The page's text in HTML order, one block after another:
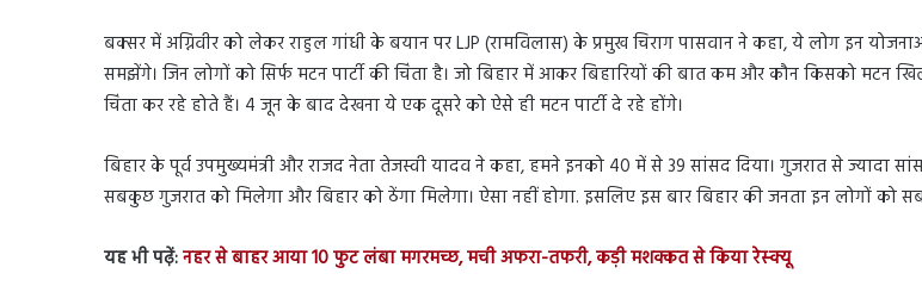
बक्सर में अग्निवीर को लेकर राहुल गांधी के बयान पर LJP (रामविलास) के प्रमुख चिराग पासवान ने कहा, ये लोग इन
समझेंगे। जिन लोगों को सिर्फ मटन पार्टी की चिंता है। जो बिहार में आकर बिहारियों की बात कम और कौन किसको मटन
चिंता कर रहे होते हैं। 4 जून के बाद देखना ये एक दूसरे को ऐसे ही मटन पार्टी दे रहे होंगे।
बिहार के पूर्व उपमुख्यमंत्री और राजद नेता तेजस्वी यादव ने कहा, हमने इनको 40 में से 39 सांसद दिया। गुजरात से ज्यादा
सबकुछ गुजरात को मिलेगा और बिहार को ठेंगा मिलेगा। ऐसा नहीं होगा. इसलिए इस बार बिहार की जनता इन लोगों को
यह भी पढ़ें:नहर से बाहर आया 10 फुट लंबा मगरमच्छ, मची अफरा-तफरी, कड़ी मशक्कत से किया रेस्क्यू